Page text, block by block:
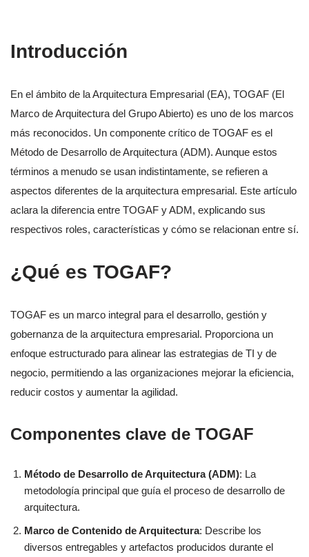
Introducción
En el ámbito de la Arquitectura Empresarial (EA), TOGAF (El
Marco de Arquitectura del Grupo Abierto) es uno de los marcos
más reconocidos. Un componente crítico de TOGAF es el
Método de Desarrollo de Arquitectura (ADM). Aunque estos
términos a menudo se usan indistintamente, se refieren a
aspectos diferentes de la arquitectura empresarial. Este artículo
aclara la diferencia entre TOGAF y ADM, explicando sus
respectivos roles, características y cómo se relacionan entre sí.
¿Qué es TOGAF?
TOGAF es un marco integral para el desarrollo, gestión y
gobernanza de la arquitectura empresarial. Proporciona un
enfoque estructurado para alinear las estrategias de TI y de
negocio, permitiendo a las organizaciones mejorar la eficiencia,
reducir costos y aumentar la agilidad.
Componentes clave de TOGAF
Método de Desarrollo de Arquitectura (ADM): La
metodología principal que guía el proceso de desarrollo de
arquitectura.
Marco de Contenido de Arquitectura: Describe los
diversos entregables y artefactos producidos durante el